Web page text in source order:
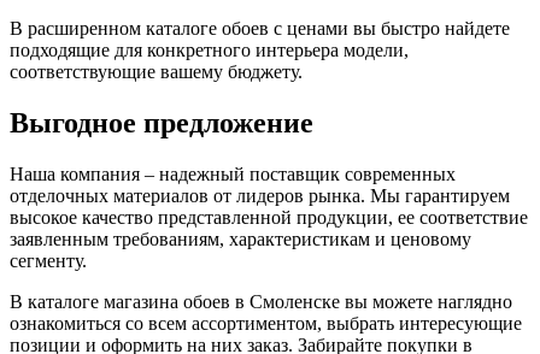
В расширенном каталоге обоев с ценами вы быстро найдете
подходящие для конкретного интерьера модели,
соответствующие вашему бюджету.
Выгодное предложение
Наша компания – надежный поставщик современных
отделочных материалов от лидеров рынка. Мы гарантируем
высокое качество представленной продукции, ее соответствие
заявленным требованиям, характеристикам и ценовому
сегменту.
В каталоге магазина обоев в Смоленске вы можете наглядно
ознакомиться со всем ассортиментом, выбрать интересующие
позиции и оформить на них заказ. Забирайте покупки в